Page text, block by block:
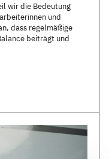
wir die Bedeutung
und
dass regelmäßige
beiträgt und